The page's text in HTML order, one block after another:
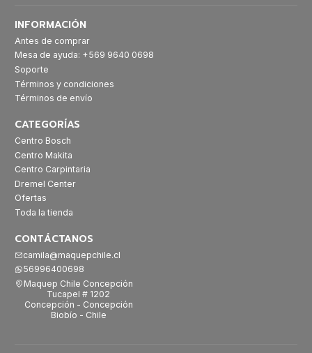
INFORMACIÓN
Antes de comprar
Mesa de ayuda: +569 9640 0698
Soporte
Términos y condiciones
Términos de envío
CATEGORÍAS
Centro Bosch
Centro Makita
Centro Carpintaria
Dremel Center
Ofertas
Toda la tienda
CONTÁCTANOS
camila@maquepchile.cl
56996400698
Maquep Chile Concepción
Tucapel # 1202
Concepción - Concepción
Biobío - Chile